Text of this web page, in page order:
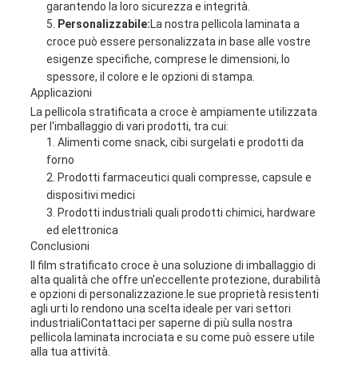
garantendo la loro sicurezza e integrità.
Personalizzabile:La nostra pellicola laminata a
croce può essere personalizzata in base alle vostre
esigenze specifiche, comprese le dimensioni, lo
spessore, il colore e le opzioni di stampa.
Applicazioni
La pellicola stratificata a croce è ampiamente utilizzata
per l'imballaggio di vari prodotti, tra cui:
Alimenti come snack, cibi surgelati e prodotti da
forno
Prodotti farmaceutici quali compresse, capsule e
dispositivi medici
Prodotti industriali quali prodotti chimici, hardware
ed elettronica
Conclusioni
Il film stratificato croce è una soluzione di imballaggio di
alta qualità che offre un'eccellente protezione, durabilità
e opzioni di personalizzazione.le sue proprietà resistenti
agli urti lo rendono una scelta ideale per vari settori
industrialiContattaci per saperne di più sulla nostra
pellicola laminata incrociata e su come può essere utile
alla tua attività.